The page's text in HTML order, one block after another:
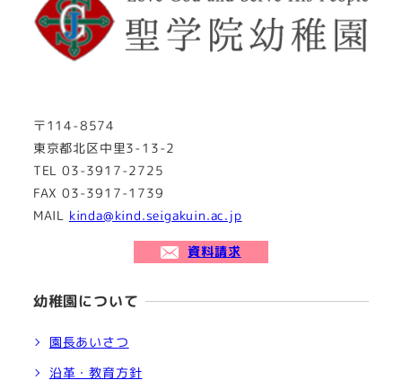
〒114-8574
東京都北区中里3-13-2
TEL 03-3917-2725
FAX 03-3917-1739
MAIL kinda@kind.seigakuin.ac.jp
資料請求
幼稚園について
園長あいさつ
沿革・教育方針